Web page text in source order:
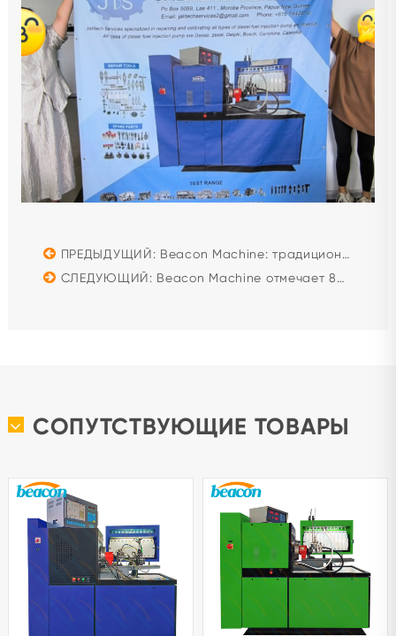
ПРЕДЫДУЩИЙ: Beacon Machine: традиционная культура как средство для обсуждения развития машиностроения
СЛЕДУЮЩИЙ: Beacon Machine отмечает 80 - летие парада
СОПУТСТВУЮЩИЕ ТОВАРЫ